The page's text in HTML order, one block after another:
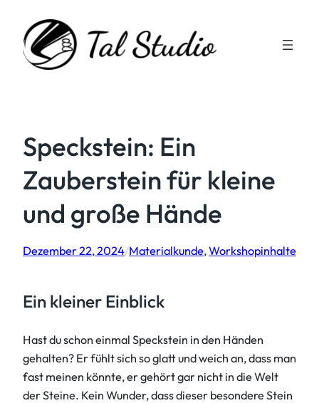
Inhalt
springen
Speckstein: Ein
Zauberstein für kleine
und große Hände
Dezember 22, 2024/Materialkunde, Workshopinhalte
Ein kleiner Einblick
Hast du schon einmal Speckstein in den Händen
gehalten? Er fühlt sich so glatt und weich an, dass man
fast meinen könnte, er gehört gar nicht in die Welt
der Steine. Kein Wunder, dass dieser besondere Stein